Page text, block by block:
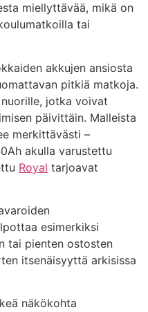
miellyttävää, mikä on
tai
akkujen ansiosta
pitkiä matkoja.
jotka voivat
päivittäin. Malleista
merkittävästi –
akulla varustettu
Royal tarjoavat
esimerkiksi
tai pienten ostosten
itsenäisyyttä arkisissa
näkökohta